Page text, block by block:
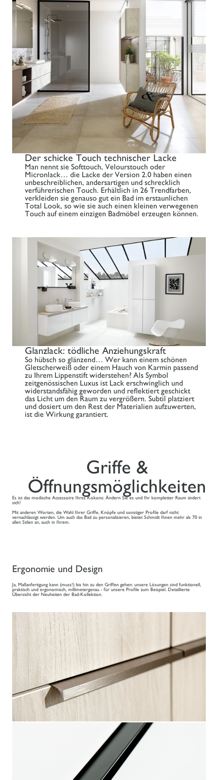
Der schicke Touch technischer Lacke
Man nennt sie Softtouch, Velourstouch oder
Micronlack… die Lacke der Version 2.0 haben einen
unbeschreiblichen, andersartigen und schrecklich
verführerischen Touch. Erhältlich in 26 Trendfarben,
verkleiden sie genauso gut ein Bad im erstaunlichen
Total Look, so wie sie auch einen kleinen verwegenen
Touch auf einem einzigen Badmöbel erzeugen können.
Glanzlack: tödliche Anziehungskraft
So hübsch so glänzend… Wer kann einem schönen
Gletscherweiß oder einem Hauch von Karmin passend
zu Ihrem Lippenstift widerstehen? Als Symbol
zeitgenössischen Luxus ist Lack erschwinglich und
widerstandsfähig geworden und reflektiert geschickt
das Licht um den Raum zu vergrößern. Subtil platziert
und dosiert um den Rest der Materialien aufzuwerten,
ist die Wirkung garantiert.
Griffe &
Öffnungsmöglichkeiten
Es ist das modische Accessoire Ihres Kokons: Ändern Sie es und Ihr kompletter Raum ändert
sich!
Mit anderen Worten, die Wahl Ihrer Griffe, Knöpfe und sonstiger Profile darf nicht
vernachlässigt werden. Um auch das Bad zu personalisieren, bietet Schmidt Ihnen mehr als 70 in
allen Stilen an, auch in Ihrem.
Ergonomie und Design
Ja, Maßanfertigung kann (muss!) bis hin zu den Griffen gehen: unsere Lösungen sind funktionell,
praktisch und ergonomisch, millimetergenau - für unsere Profile zum Beispiel. Detaillierte
Übersicht der Neuheiten der Bad-Kollektion.